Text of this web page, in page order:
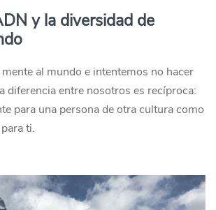
y la diversidad de
al mundo e intentemos no hacer
diferencia entre nosotros es recíproca:
para una persona de otra cultura como
ti.